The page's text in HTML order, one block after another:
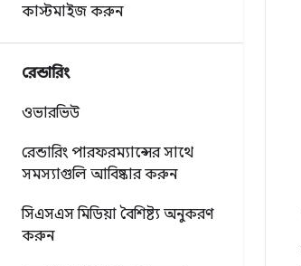
কাস্টমাইজ করুন
রেন্ডারিং
ওভারভিউ
রেন্ডারিং পারফরম্যান্সের সাথে
সমস্যাগুলি আবিষ্কার করুন
সিএসএস মিডিয়া বৈশিষ্ট্য অনুকরণ
করুন